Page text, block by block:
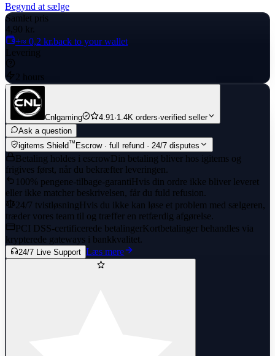
Begynd at sælge
Samlet pris
4,90 kr.
+≈ 0,2 kr.back to your wallet
Levering
2 hours
Cnlgaming 4.91 ·1.4K orders·verified seller
Ask a question
igitems Shield™ Escrow · full refund · 24/7 disputes
Betaling holdes i escrowDin betaling bliver hos igitems og
frigives først, når du bekræfter leveringen.
100% pengene-tilbage-garantiHvis din ordre ikke bliver leveret
eller ikke matcher beskrivelsen, får du fuld refusion.
24/7 tvistløsningHvis du ikke kan løse et problem med sælgeren,
træder vores team til og træffer en retfærdig afgørelse.
PCI DSS-certificerede betalingerKortbetalinger behandles via
krypterede gateways i bankkvalitet.
24/7 Live Support Læs mere